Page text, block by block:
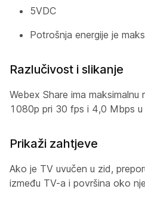
5VDC
Potrošnja energije je
Razlučivost i slikanje
Webex Share ima
1080p pri 30 fps i 4,0 Mbps u
Prikaži zahtjeve
Ako je TV uvučen u zid,
između TV-a i površina oko